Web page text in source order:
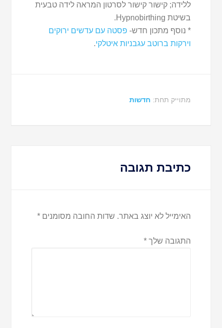
ללידה; קישור קישור לסרטון המראה לידה טבעית
בשיטת Hypnobirthing.
* נוסף מתכון חדש- פסטה עם עדשים ירוקים
וירקות ברוטב עגבניות איטלקי.
מתוייק תחת: חדשות
כתיבת תגובה
האימייל לא יוצג באתר. שדות החובה מסומנים*
התגובה שלך*